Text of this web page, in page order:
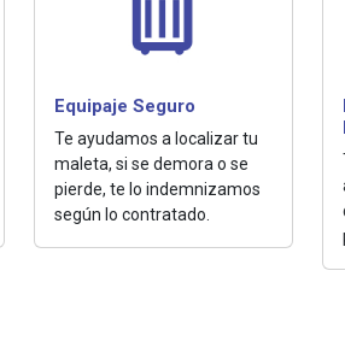
Equipaje Seguro
Te ayudamos a localizar tu
maleta, si se demora o se
pierde, te lo indemnizamos
según lo contratado.